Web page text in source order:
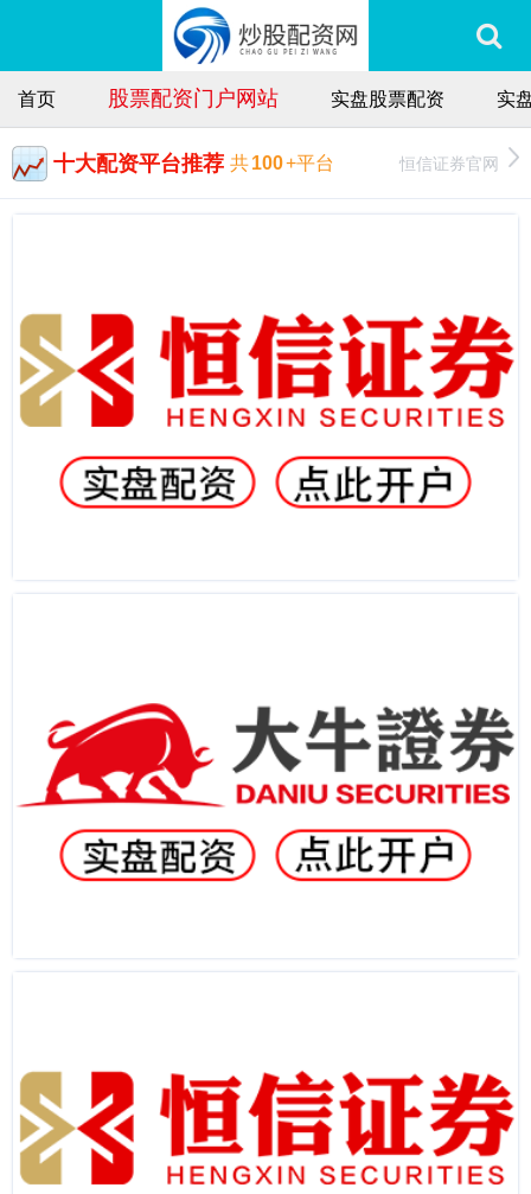
首页 股票配资门户网站 实盘股票配资 实
十大配资平台推荐 共100+平台 恒信证券官网